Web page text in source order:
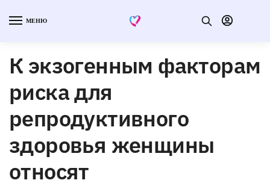
МЕНЮ
К экзогенным факторам
риска для
репродуктивного
здоровья женщины
относят